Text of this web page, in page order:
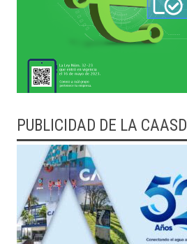
PUBLICIDAD DE LA CAASD